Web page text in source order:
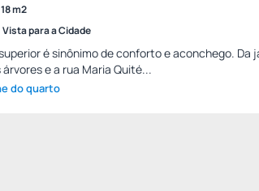
18 m2
Vista para a Cidade
é sinônimo de conforto e aconchego.
e a rua Maria Quité...
do quarto